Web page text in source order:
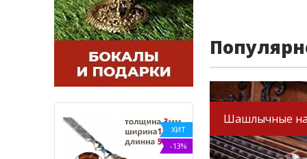
ХИТ
Шашлычные